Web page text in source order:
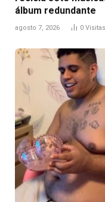
álbum redundante
agosto 7, 2026 0 Visitas